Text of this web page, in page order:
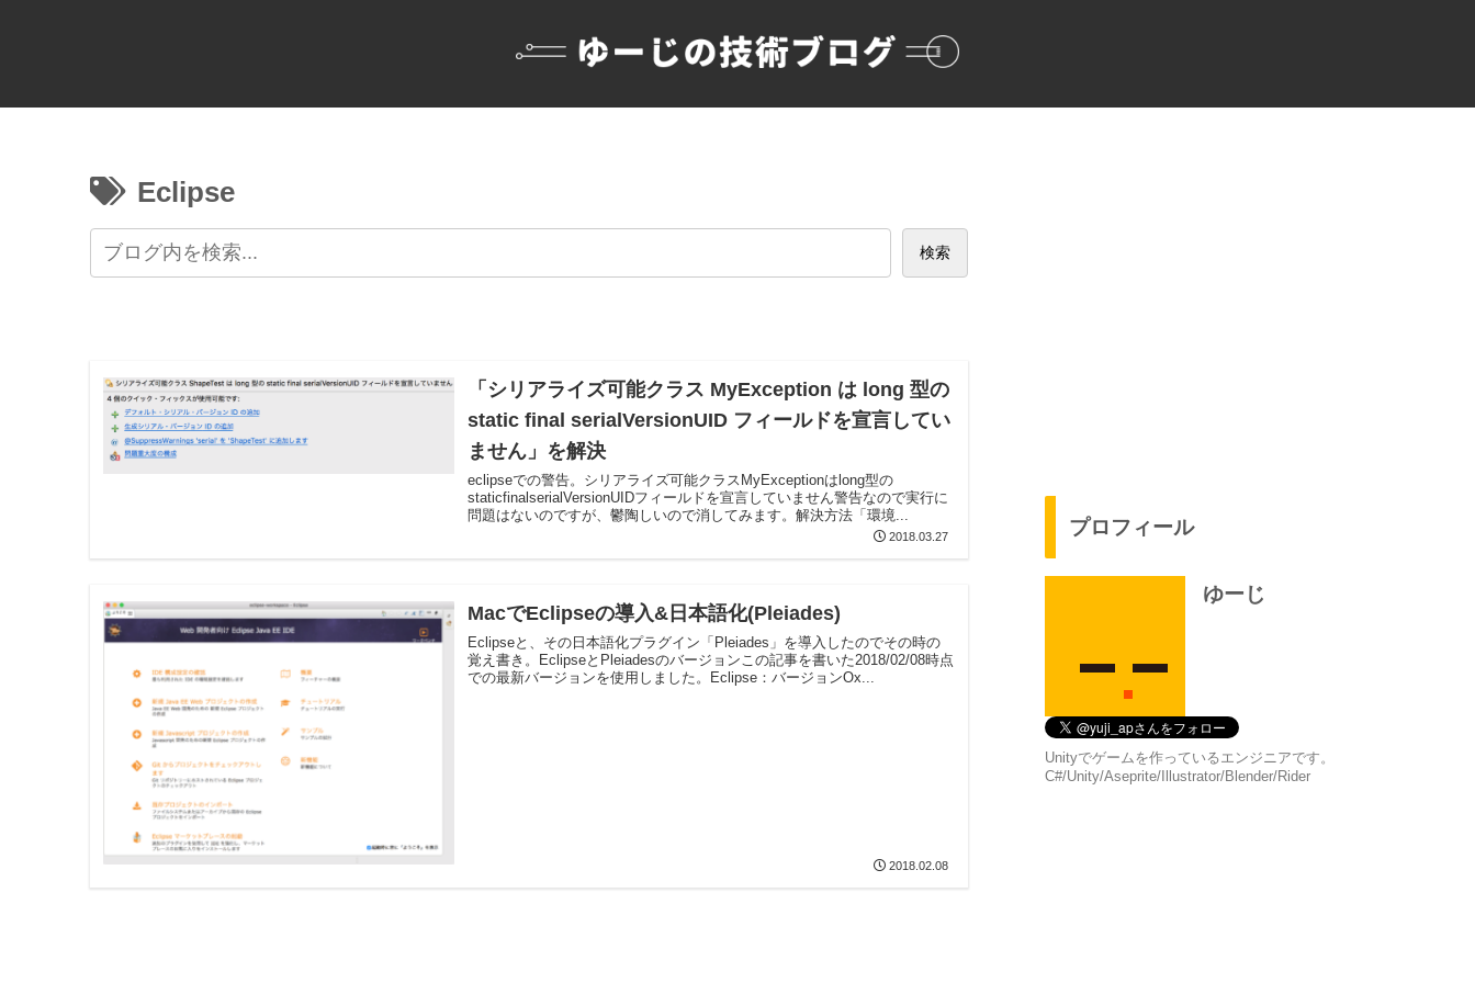
Eclipse
検索
「シリアライズ可能クラス MyException は long 型の
static final serialVersionUID フィールドを宣言してい
ません」を解決
eclipseでの警告。シリアライズ可能クラスMyExceptionはlong型の
staticfinalserialVersionUIDフィールドを宣言していません警告なので実行に
問題はないのですが、鬱陶しいので消してみます。解決方法「環境...
2018.03.27
MacでEclipseの導入&日本語化(Pleiades)
Eclipseと、その日本語化プラグイン「Pleiades」を導入したのでその時の
覚え書き。EclipseとPleiadesのバージョンこの記事を書いた2018/02/08時点
での最新バージョンを使用しました。Eclipse：バージョンOx...
2018.02.08
プロフィール
ゆーじ
Unityでゲームを作っているエンジニアです。
C#/Unity/Aseprite/Illustrator/Blender/Rider